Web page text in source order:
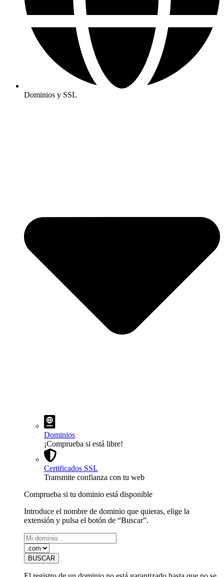
Dominios y SSL
Dominios
¡Comprueba si está libre!
Certificados SSL
Transmite confianza con tu web
Comprueba si tu dominio está disponible
Introduce el nombre de dominio que quieras, elige la
extensión y pulsa el botón de “Buscar”.